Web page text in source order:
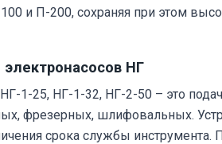
и П-200, сохраняя при этом
НГ
1-25, НГ-1-32, НГ-2-50 – это
фрезерных, шлифовальных.
срока службы инструмента.